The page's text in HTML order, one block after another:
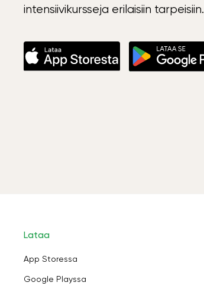
intensiivikursseja erilaisiin tarpeisiin.
Lataa
App Storessa
Google Playssa